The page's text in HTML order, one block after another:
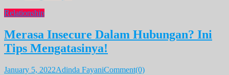
Relationship
Merasa Insecure Dalam Hubungan? Ini
Tips Mengatasinya!
January 5, 2022Adinda FayaniComment(0)